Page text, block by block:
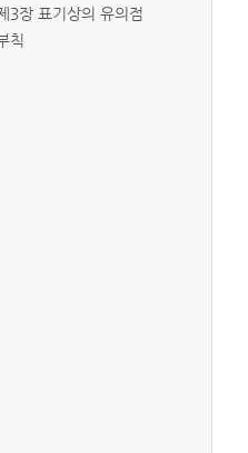
3장 표기상의 유의점
칙